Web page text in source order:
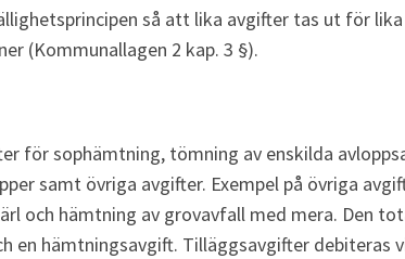
så att lika avgifter tas ut för
(Kommunallagen 2 kap. 3 §).
för sophämtning, tömning av enskilda
samt övriga avgifter. Exempel på övriga
och hämtning av grovavfall med mera. Den
en hämtningsavgift. Tilläggsavgifter debiteras